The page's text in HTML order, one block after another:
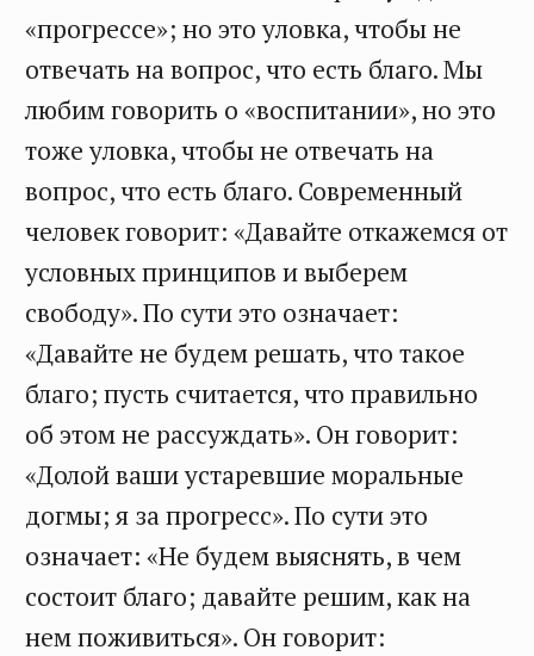
«прогрессе»; но это уловка, чтобы не
отвечать на вопрос, что есть благо. Мы
любим говорить о «воспитании», но это
тоже уловка, чтобы не отвечать на
вопрос, что есть благо. Современный
человек говорит: «Давайте откажемся от
условных принципов и выберем
свободу». По сути это означает:
«Давайте не будем решать, что такое
благо; пусть считается, что правильно
об этом не рассуждать». Он говорит:
«Долой ваши устаревшие моральные
догмы; я за прогресс». По сути это
означает: «Не будем выяснять, в чем
состоит благо; давайте решим, как на
нем поживиться». Он говорит: